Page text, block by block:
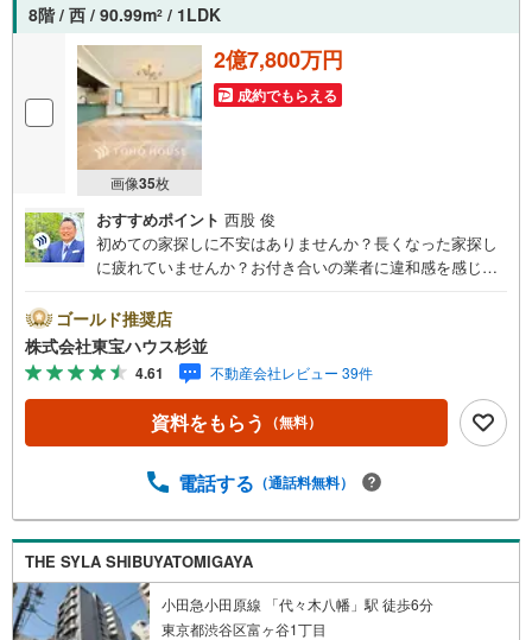
8階 / 西 / 90.99m2 / 1LDK
画像35枚
2億7,800万円
成約でもらえる
おすすめポイント 西股 俊
初めての家探しに不安はありませんか？長くなった家探し
に疲れていませんか？お付き合いの業者に違和感を感じて
したプロが何のしがらみもなく、お客様のが求める理想の
物件をお探しします。【資料請求、内見希望は下の問い合
わせボタンをクリックしてください】ご見学希望の物件以
外も併せてご案内させていただきます。遠慮なくご希望を
お伝えくださいませ。■ご見学について■【営業時間 9:00～
21:00】人気物件は特に問い合わせが集中するため、お早め
より予約いただくとご見学がスムーズとなります。■TOHO
CLUBに加入可能。10～20年後のリフォーム、保険の見直
しや借り換えなど、オンラインでやりとりができます。■F
Pによるファイナンシャルライフサポート■ファイナンシャ
ルプランナーが住宅ローン、保険・税金、資産運用、相続
などの対策をアドバイスを致します。
ゴールド推奨店
株式会社東宝ハウス杉並
4.61 不動産会社レビュー 39件
資料をもらう （無料）
電話する （通話料無料）
THE SYLA SHIBUYATOMIGAYA
小田急小田原線 「代々木八幡」駅 徒歩6分
東京都渋谷区富ヶ谷1丁目